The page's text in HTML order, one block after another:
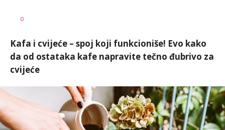
AUTOR
0
Kafa i cvijeće – spoj koji funkcioniše! Evo kako
da od ostataka kafe napravite tečno đubrivo za
cvijeće